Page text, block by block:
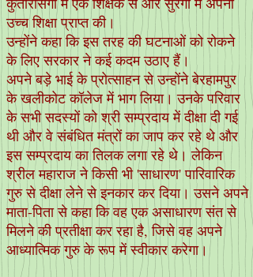
उच्च शिक्षा प्राप्त की।
उन्होंने कहा कि इस तरह की घटनाओं को रोकने
के लिए सरकार ने कई कदम उठाए हैं।
अपने बड़े भाई के प्रोत्साहन से उन्होंने बेरहामपुर
के खलीकोट कॉलेज में भाग लिया। उनके परिवार
के सभी सदस्यों को श्री सम्प्रदाय में दीक्षा दी गई
थी और वे संबंधित मंत्रों का जाप कर रहे थे और
इस सम्प्रदाय का तिलक लगा रहे थे। लेकिन
श्रील महाराज ने किसी भी 'साधारण' पारिवारिक
गुरु से दीक्षा लेने से इनकार कर दिया। उसने अपने
माता-पिता से कहा कि वह एक असाधारण संत से
मिलने की प्रतीक्षा कर रहा है, जिसे वह अपने
आध्यात्मिक गुरु के रूप में स्वीकार करेगा।